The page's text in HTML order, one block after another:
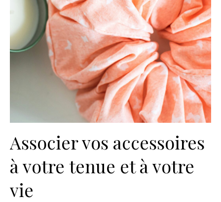
Associer vos accessoires
à votre tenue et à votre
vie